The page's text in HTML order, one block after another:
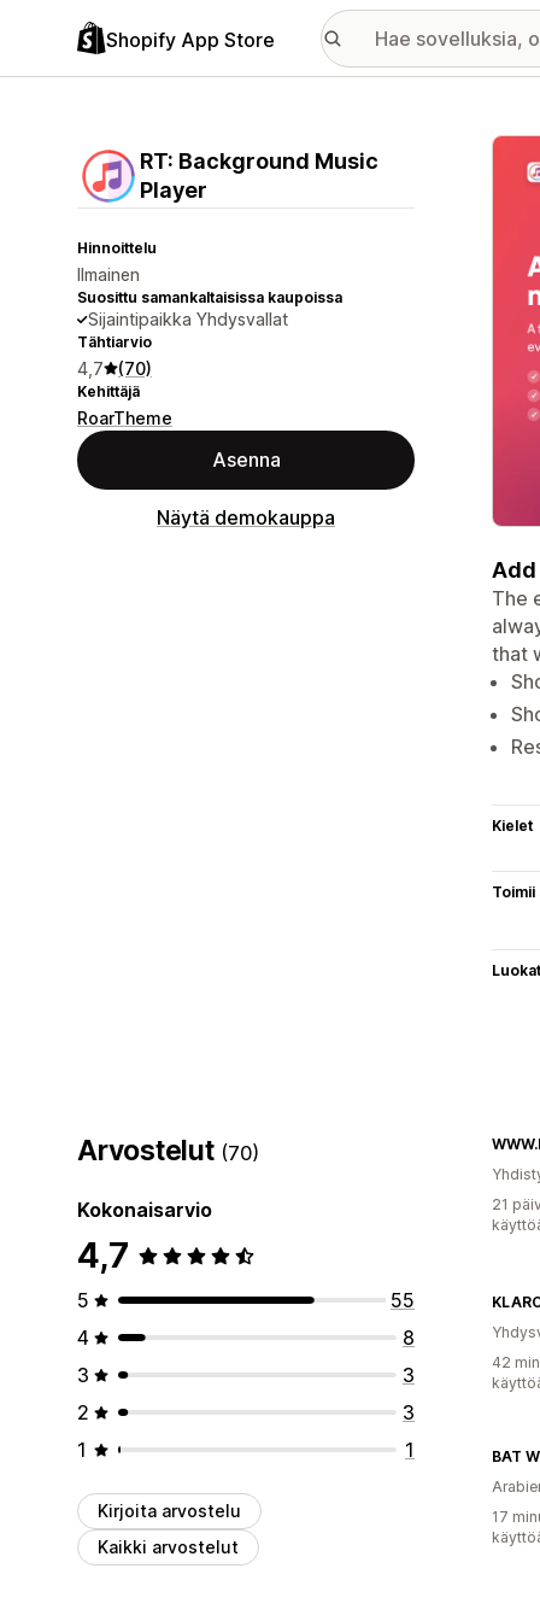
Shopify App Store
RT: Background Music
Player
Hinnoittelu
Ilmainen
Suosittu samankaltaisissa kaupoissa
Sijaintipaikka Yhdysvallat
Tähtiarvio
4,7 (70)
Kehittäjä
RoarTheme
Asenna
Näytä demokauppa
Add
The
that
Kielet
Toimii
Luokat
Arvostelut (70)
Kokonaisarvio
4,7
5
55
4
8
3
3
2
3
1
1
Kirjoita arvostelu
Kaikki arvostelut
21
42
BAT
17